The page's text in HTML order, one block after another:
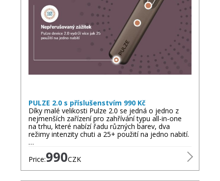
PULZE 2.0 s příslušenstvím 990 Kč
Díky malé velikosti Pulze 2.0 se jedná o jedno z
nejmenších zařízení pro zahřívání typu all-in-one
na trhu, které nabízí řadu různých barev, dva
režimy intenzity chuti a 25+ použití na jedno nabití.
…
Price:990CZK